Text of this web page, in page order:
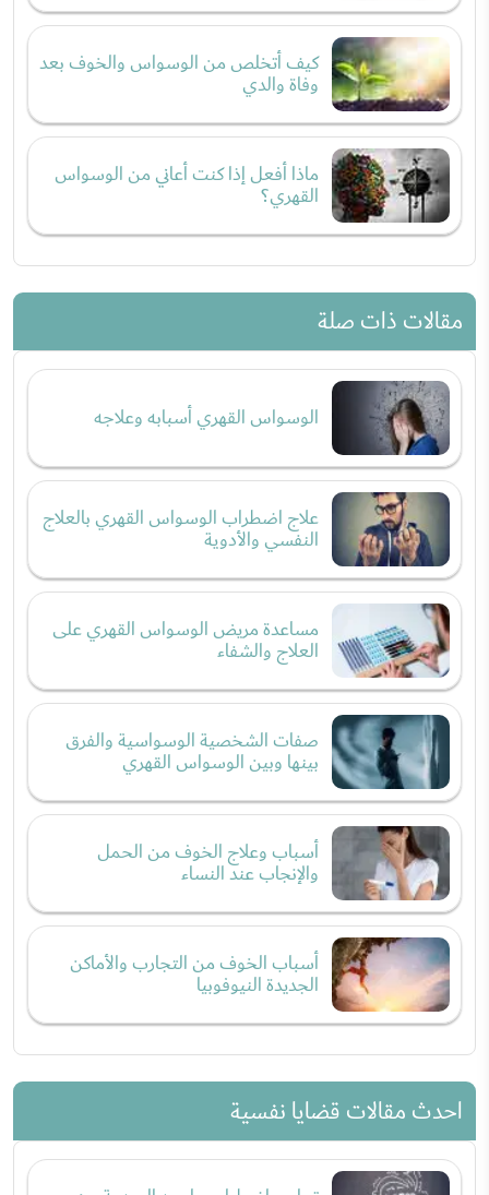
كيف أتخلص من الوسواس والخوف بعد
وفاة والدي
ماذا أفعل إذا كنت أعاني من الوسواس
القهري؟
مقالات ذات صلة
الوسواس القهري أسبابه وعلاجه
علاج اضطراب الوسواس القهري بالعلاج
النفسي والأدوية
مساعدة مريض الوسواس القهري على
العلاج والشفاء
صفات الشخصية الوسواسية والفرق
بينها وبين الوسواس القهري
أسباب وعلاج الخوف من الحمل
والإنجاب عند النساء
أسباب الخوف من التجارب والأماكن
الجديدة النيوفوبيا
احدث مقالات قضايا نفسية